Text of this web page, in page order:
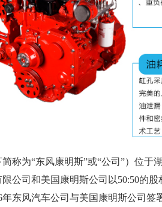
称为“东风康明斯”或“公司”）位于
公司和美国康明斯公司以50:50的
东风汽车公司与美国康明斯公司签